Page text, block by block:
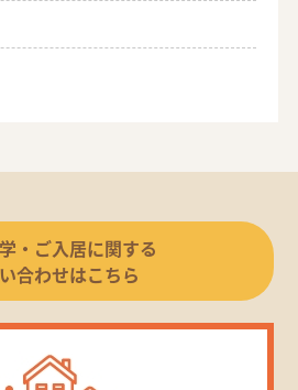
・ご入居に関する
合わせはこちら